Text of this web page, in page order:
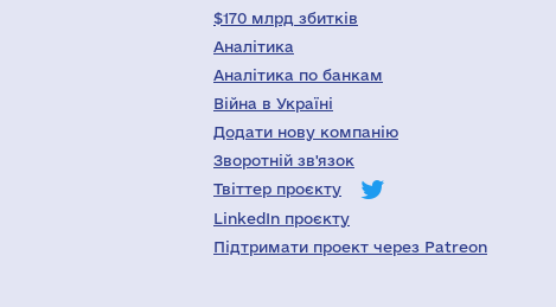
$170 млрд збитків
Аналітика
Аналітика по банкам
Війна в Україні
Додати нову компанію
Зворотній зв'язок
Твіттер проєкту
LinkedIn проєкту
Підтримати проект через Patreon